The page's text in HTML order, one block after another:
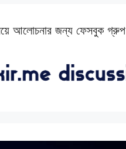
আলোচনার জন্য ফেসবুক গ্রুপ